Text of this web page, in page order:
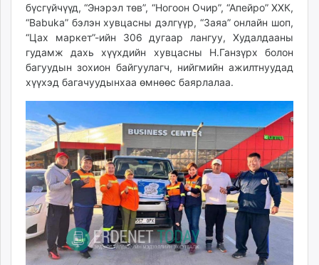
toim.mn
tac.mn
paparazzi.mn
unread.today
бүсгүйчүүд, “Энэрэл төв”, “Ногоон Очир”, “Апейро” ХХК,
“Babuka” бэлэн хувцасны дэлгүүр, “Заяа” онлайн шоп,
“Цах маркет”-ийн 306 дугаар лангуу, Худалдааны
гудамж дахь хүүхдийн хувцасны Н.Ганзүрх болон
багуудын зохион байгуулагч, нийгмийн ажилтнуудад
хүүхэд багачуудынхаа өмнөөс баярлалаа.